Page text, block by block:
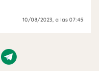
10/08/2023, a las 07:45